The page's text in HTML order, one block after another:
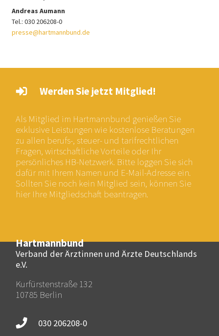
Andreas Aumann
Tel.: 030 206208-0
presse@hartmannbund.de
Hartmannbund
Verband der Ärztinnen und Ärzte Deutschlands
e.V.
Kurfürstenstraße 132
10785 Berlin
030 206208-0
Werden Sie jetzt Mitglied!
Als Mitglied im Hartmannbund genießen Sie
exklusive Leistungen wie kostenlose Beratungen
zu allen berufs-, steuer- und tarifrechtlichen
Fragen, wirtschaftliche Vorteile oder Ihr
persönliches HB-Netzwerk. Bitte loggen Sie sich
dafür mit Ihrem Namen und E-Mail-Adresse ein.
Sollten Sie noch kein Mitglied sein, können Sie
hier Ihre Mitgliedschaft beantragen.